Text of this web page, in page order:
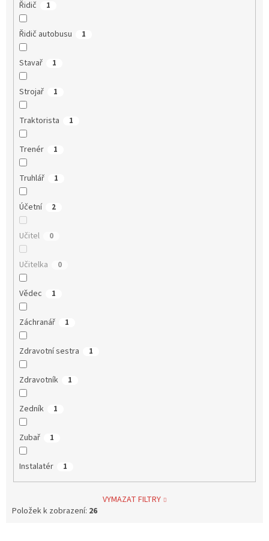
Řidič 1
Řidič autobusu 1
Stavař 1
Strojař 1
Traktorista 1
Trenér 1
Truhlář 1
Účetní 2
Učitel 0
Učitelka 0
Vědec 1
Záchranář 1
Zdravotní sestra 1
Zdravotník 1
Zedník 1
Zubař 1
Instalatér 1
VYMAZAT FILTRY
Položek k zobrazení: 26